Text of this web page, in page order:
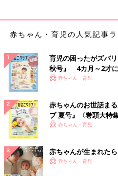
赤ちゃん・育児の人気記事
育児の困ったがズバ
秋号』 4カ月～2才に
いっぱい！
赤ちゃん・育児
赤ちゃんのお世話ま
ブ 夏号』〈巻頭大特
く！ おっぱい・ミル
赤ちゃん・育児
赤ちゃんが生まれた
赤ちゃん・育児